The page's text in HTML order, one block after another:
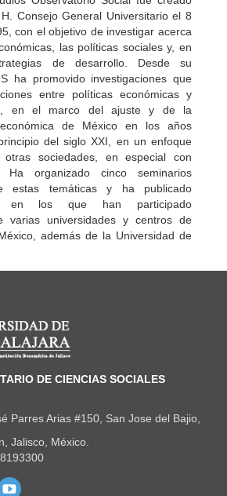
Consejo General Universitario el 8
con el objetivo de investigar acerca
las políticas sociales y, en
de desarrollo. Desde su
ha promovido investigaciones que
entre políticas económicas y
en el marco del ajuste y de la
económica de México en los años
del siglo XXI, en un enfoque
otras sociedades, en especial con
organizado cinco seminarios
estas temáticas y ha publicado
en los que han participado
varias universidades y centros de
además de la Universidad de
del portal
DE CIENCIAS SOCIALES
Parres Arias #150, San Jose del Bajio,
Jalisco, México.